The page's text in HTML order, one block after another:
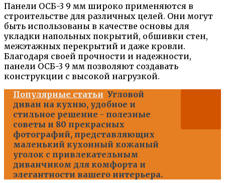
Панели ОСБ-3 9 мм широко применяются в
строительстве для различных целей. Они могут
быть использованы в качестве основы для
укладки напольных покрытий, обшивки стен,
межэтажных перекрытий и даже кровли.
Благодаря своей прочности и надежности,
панели ОСБ-3 9 мм позволяют создавать
конструкции с высокой нагрузкой.
Популярные статьи Угловой
диван на кухню, удобное и
стильное решение - полезные
советы и 80 прекрасных
фотографий, представляющих
маленький кухонный кожаный
уголок с привлекательным
диванчиком для комфорта и
элегантности вашего интерьера.